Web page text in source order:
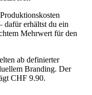
dafür erhältst du ein
Mehrwert für den
ab definierter
Branding. Der
CHF 9.90.